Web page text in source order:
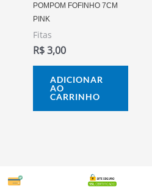
POMPOM FOFINHO 7CM
PINK
Fitas
R$3,00
ADICIONAR
AO
CARRINHO